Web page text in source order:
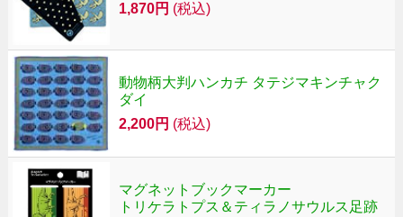
1,870円 (税込)
動物柄大判ハンカチ タテジマキンチャク
ダイ
2,200円 (税込)
マグネットブックマーカー
トリケラトプス＆ティラノサウルス足跡